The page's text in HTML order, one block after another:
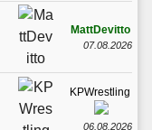
MattDevitto
07.08.2026
KPWrestling
06.08.2026